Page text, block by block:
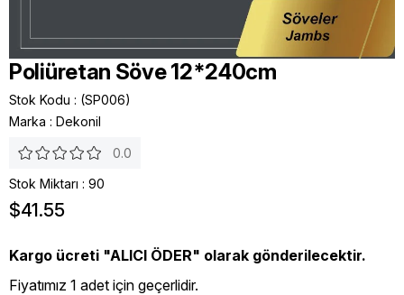
Poliüretan Söve 12*240cm
Stok Kodu
(SP006)
Marka : Dekonil
0.0
Stok Miktarı : 90
$41.55
Kargo ücreti "ALICI ÖDER" olarak gönderilecektir.
Fiyatımız 1 adet için geçerlidir.